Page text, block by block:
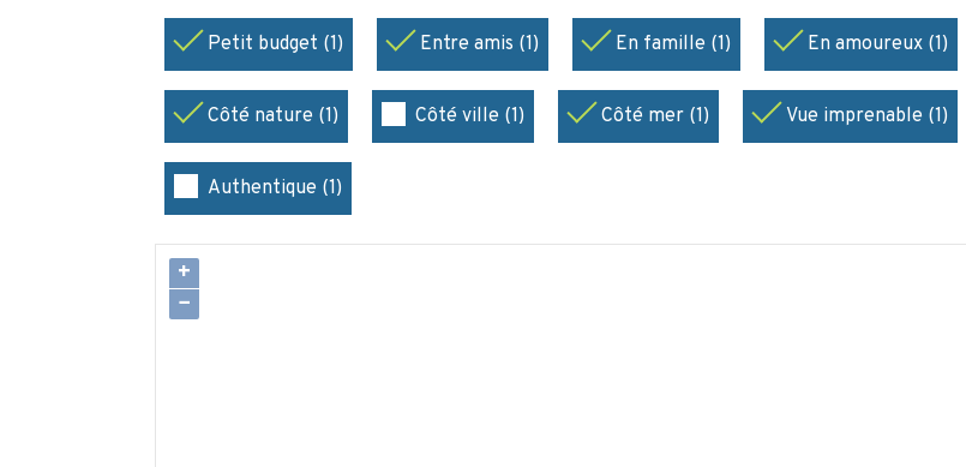
Petit budget (1) Entre amis (1) En famille (1) En amoureux (1)
Côté nature (1) Côté ville (1) Côté mer (1) Vue imprenable (1)
Authentique (1)
+
−